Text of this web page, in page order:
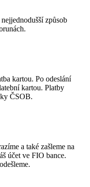
způsob
kartou. Po odeslání
kartou. Platby
ČSOB.
a také zašleme na
účet ve FIO bance.